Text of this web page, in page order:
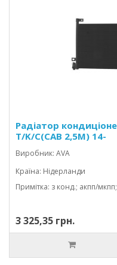
Радіатор
T/K/C(CAB 2,5M) 14-
Виробник: AVA
Країна: Нідерланди
3 325,35 грн.